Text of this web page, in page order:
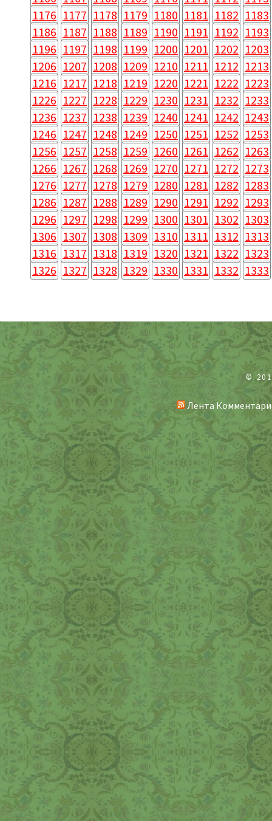
1176 1177 1178 1179 1180 1181 1182 1183
1186 1187 1188 1189 1190 1191 1192 1193
1196 1197 1198 1199 1200 1201 1202 1203
1206 1207 1208 1209 1210 1211 1212 1213
1216 1217 1218 1219 1220 1221 1222 1223
1226 1227 1228 1229 1230 1231 1232 1233
1236 1237 1238 1239 1240 1241 1242 1243
1246 1247 1248 1249 1250 1251 1252 1253
1256 1257 1258 1259 1260 1261 1262 1263
1266 1267 1268 1269 1270 1271 1272 1273
1276 1277 1278 1279 1280 1281 1282 1283
1286 1287 1288 1289 1290 1291 1292 1293
1296 1297 1298 1299 1300 1301 1302 1303
1306 1307 1308 1309 1310 1311 1312 1313
1316 1317 1318 1319 1320 1321 1322 1323
1326 1327 1328 1329 1330 1331 1332 1333
©
Лента